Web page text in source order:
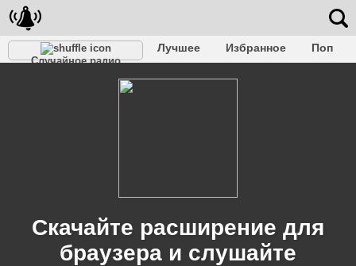
Случайное радио
Лучшее Избранное
Поп
Рэп
Скачайте расширение для
браузера и слушайте